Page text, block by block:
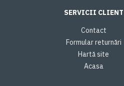
SERVICII CLIENT
Contact
Formular returnări
Hartă site
Acasa